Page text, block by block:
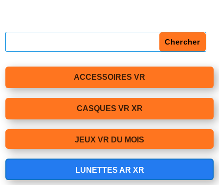
ACCESSOIRES VR
CASQUES VR XR
JEUX VR DU MOIS
LUNETTES AR XR